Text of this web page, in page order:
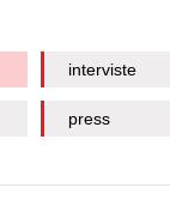
interviste
press